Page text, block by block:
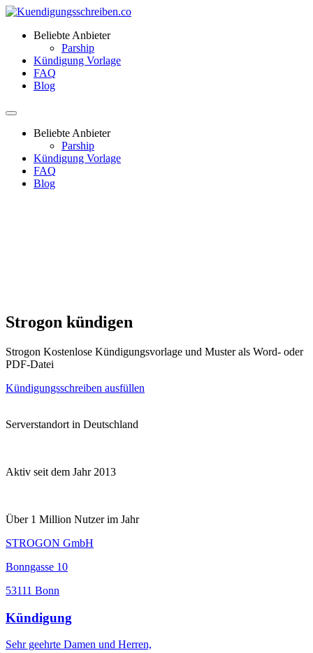
Beliebte Anbieter
Parship
Kündigung Vorlage
FAQ
Blog
Beliebte Anbieter
Parship
Kündigung Vorlage
FAQ
Blog
Strogon kündigen
Strogon Kostenlose Kündigungsvorlage und Muster als Word- oder
PDF-Datei
Kündigungsschreiben ausfüllen
Serverstandort in Deutschland
Aktiv seit dem Jahr 2013
Über 1 Million Nutzer im Jahr
STROGON GmbH
Bonngasse 10
53111 Bonn
Kündigung
Sehr geehrte Damen und Herren,